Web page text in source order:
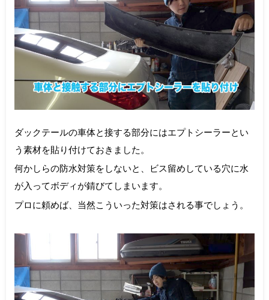
ダックテールの車体と接する部分にはエプトシーラーとい
う素材を貼り付けておきました。
何かしらの防水対策をしないと、ビス留めしている穴に水
が入ってボディが錆びてしまいます。
プロに頼めば、当然こういった対策はされる事でしょう。